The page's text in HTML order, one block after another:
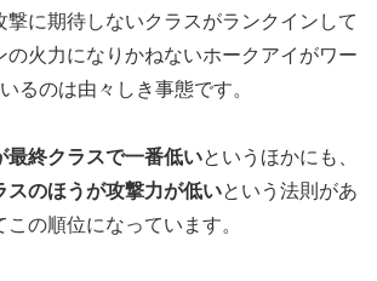
撃に期待しないクラスがランクインして
の火力になりかねないホークアイがワー
るのは由々しき事態です。
最終クラスで一番低いというほかにも、
スのほうが攻撃力が低いという法則があ
の順位になっています。